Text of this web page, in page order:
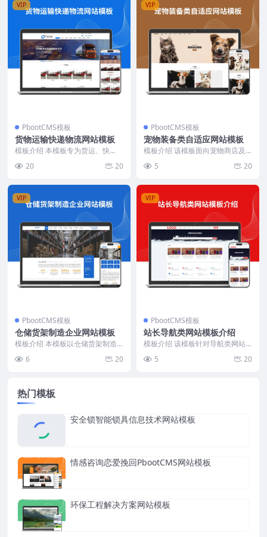
VIP
PbootCMS模板
货物运输快递物流网站模板
模板介绍 本模板专为货运、快
容分区清晰，突出运输线...
20 20
VIP
PbootCMS模板
宠物装备类自适应网站模板
模板介绍 该模板面向宠物商店及
SS结构，代码简...
5 20
VIP
PbootCMS模板
仓储货架制造企业网站模板
模板介绍 本模板以仓储货架制造
明确。首页突出企业规...
6 20
VIP
PbootCMS模板
站长导航类网站模板介绍
模板介绍 该模板针对导航类网站
页面结构简洁，...
5 20
热门模板
安全锁智能锁具信息技术网站模板
情感咨询恋爱挽回PbootCMS网站模板
环保工程解决方案网站模板